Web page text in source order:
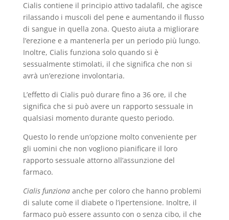
Cialis contiene il principio attivo tadalafil, che agisce
rilassando i muscoli del pene e aumentando il flusso
di sangue in quella zona. Questo aiuta a migliorare
l’erezione e a mantenerla per un periodo più lungo.
Inoltre, Cialis funziona solo quando si è
sessualmente stimolati, il che significa che non si
avrà un’erezione involontaria.
L’effetto di Cialis può durare fino a 36 ore, il che
significa che si può avere un rapporto sessuale in
qualsiasi momento durante questo periodo.
Questo lo rende un’opzione molto conveniente per
gli uomini che non vogliono pianificare il loro
rapporto sessuale attorno all’assunzione del
farmaco.
Cialis funzionaanche per coloro che hanno problemi
di salute come il diabete o l’ipertensione. Inoltre, il
farmaco può essere assunto con o senza cibo, il che